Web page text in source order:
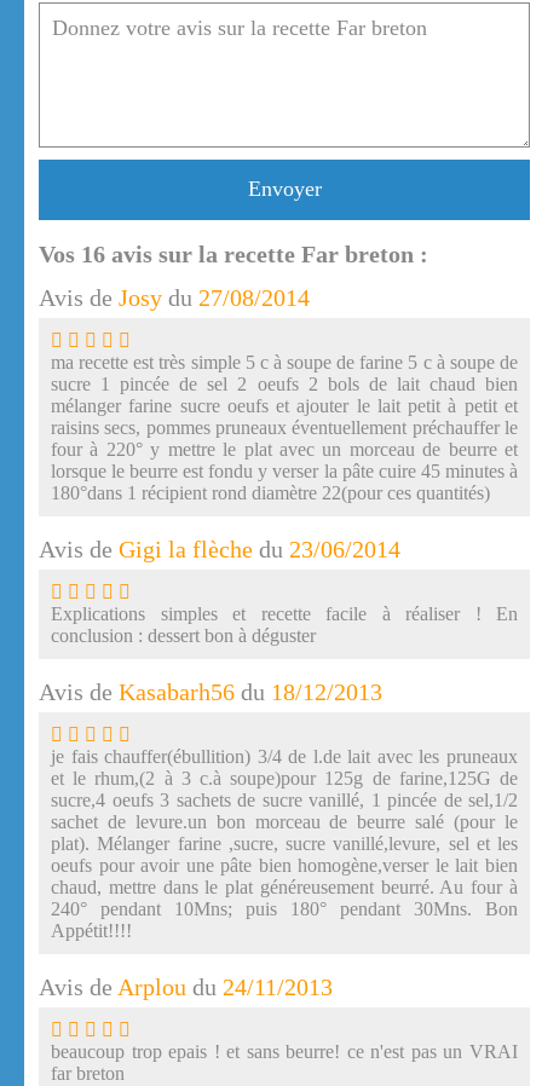
Envoyer
Vos 16 avis sur la recette Far breton :
Avis de Josy du 27/08/2014
ma recette est très simple 5 c à soupe de farine 5 c à soupe de
sucre 1 pincée de sel 2 oeufs 2 bols de lait chaud bien
mélanger farine sucre oeufs et ajouter le lait petit à petit et
raisins secs, pommes pruneaux éventuellement préchauffer le
four à 220° y mettre le plat avec un morceau de beurre et
lorsque le beurre est fondu y verser la pâte cuire 45 minutes à
180°dans 1 récipient rond diamètre 22(pour ces quantités)
Avis de Gigi la flèche du 23/06/2014
Explications simples et recette facile à réaliser ! En
conclusion : dessert bon à déguster
Avis de Kasabarh56 du 18/12/2013
je fais chauffer(ébullition) 3/4 de l.de lait avec les pruneaux
et le rhum,(2 à 3 c.à soupe)pour 125g de farine,125G de
sucre,4 oeufs 3 sachets de sucre vanillé, 1 pincée de sel,1/2
sachet de levure.un bon morceau de beurre salé (pour le
plat). Mélanger farine ,sucre, sucre vanillé,levure, sel et les
oeufs pour avoir une pâte bien homogène,verser le lait bien
chaud, mettre dans le plat généreusement beurré. Au four à
240° pendant 10Mns; puis 180° pendant 30Mns. Bon
Appétit!!!!
Avis de Arplou du 24/11/2013
beaucoup trop epais ! et sans beurre! ce n'est pas un VRAI
far breton